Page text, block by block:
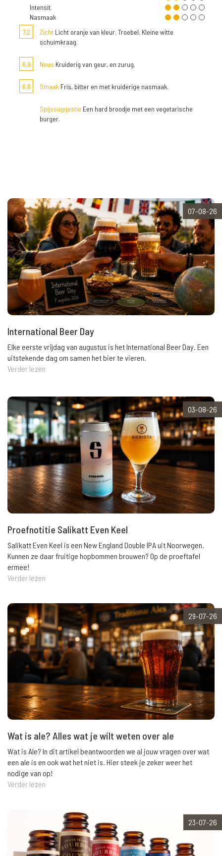
Intensit.
Nasmaak
7,2
Zicht Licht oranje van kleur. Troebel. Kleine witte
schuimkraag.
6,9 Neus Kruiderig van geur, en zurug.
6,6 Smaak Fris, bitter en met kruiderige nasmaak.
Spijssuggestie Een hard broodje met een vegetarische
burger.
07-08-26
International Beer Day
Elke eerste vrijdag van augustus is het International Beer Day. Een
uitstekende dag om samen het bier te vieren.
Verder lezen
03-08-26
Proefnotitie Salikatt Even Keel
Salikatt Even Keel is een New England Double IPA uit Noorwegen.
Kunnen ze daar fruitige hopbommen brouwen? Op de proeftafel
ermee!
Verder lezen
29-07-26
Wat is ale? Alles wat je wilt weten over ale
Wat is Ale? In dit artikel beantwoorden we al jouw vragen over wat
een ale is en ook wat het niet is. Hier steek je zeker weer het
nodige van op!
Verder lezen
23-07-26